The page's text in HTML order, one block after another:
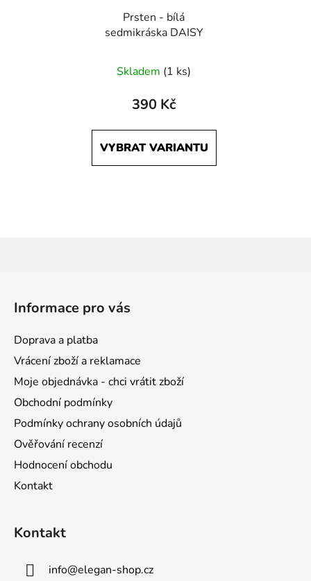
Prsten - bílá
sedmikráska DAISY
Skladem (1 ks)
390 Kč
VYBRAT VARIANTU
Informace pro vás
Doprava a platba
Vrácení zboží a reklamace
Moje objednávka - chci vrátit zboží
Obchodní podmínky
Podmínky ochrany osobních údajů
Ověřování recenzí
Hodnocení obchodu
Kontakt
Kontakt
info@elegan-shop.cz